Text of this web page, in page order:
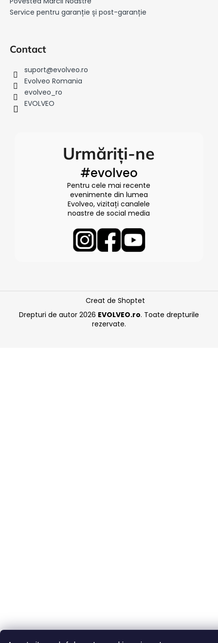
Service pentru garanție și post-garanție
Contact
suport@evolveo.ro
Evolveo Romania
evolveo_ro
EVOLVEO
Urmăriți-ne
#evolveo
Pentru cele mai recente
evenimente din lumea
Evolveo, vizitați canalele
noastre de social media
Creat de Shoptet
Drepturi de autor 2026 EVOLVEO.ro. Toate drepturile
rezervate.